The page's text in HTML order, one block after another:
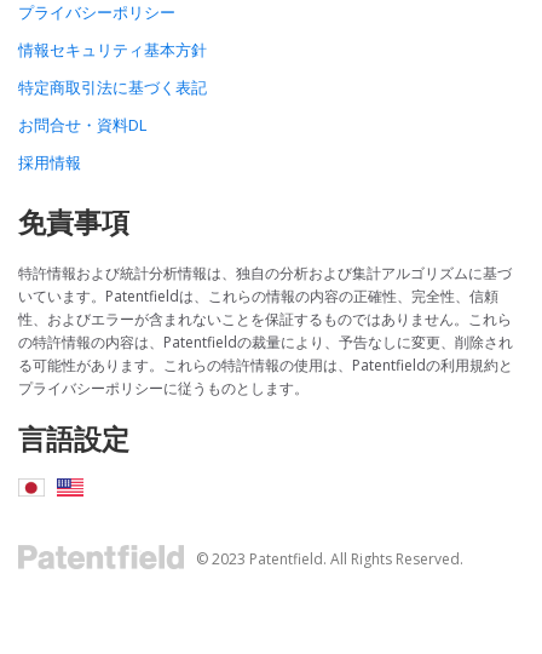
プライバシーポリシー
情報セキュリティ基本方針
特定商取引法に基づく表記
お問合せ・資料DL
採用情報
免責事項
特許情報および統計分析情報は、独自の分析および集計アルゴリズムに基づ
いています。Patentfieldは、これらの情報の内容の正確性、完全性、信頼
性、およびエラーが含まれないことを保証するものではありません。これら
の特許情報の内容は、Patentfieldの裁量により、予告なしに変更、削除され
る可能性があります。これらの特許情報の使用は、Patentfieldの利用規約と
プライバシーポリシーに従うものとします。
言語設定
© 2023 Patentfield. All Rights Reserved.